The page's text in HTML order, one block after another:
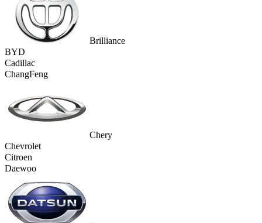
Brilliance
BYD
Cadillac
ChangFeng
Chery
Chevrolet
Citroen
Daewoo